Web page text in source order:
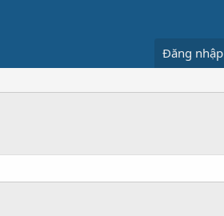
Đăng nhập